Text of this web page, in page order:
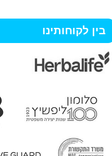
בין לקוחותינו